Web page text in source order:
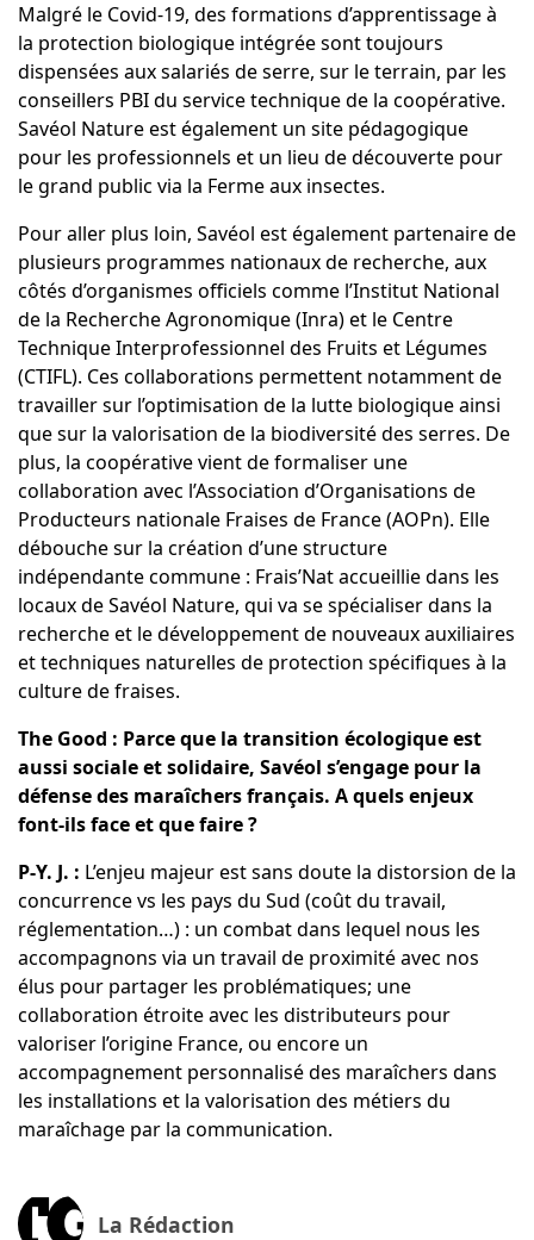
Malgré le Covid-19, des formations d’apprentissage à
la protection biologique intégrée sont toujours
dispensées aux salariés de serre, sur le terrain, par les
conseillers PBI du service technique de la coopérative.
Savéol Nature est également un site pédagogique
pour les professionnels et un lieu de découverte pour
le grand public via la Ferme aux insectes.
Pour aller plus loin, Savéol est également partenaire de
plusieurs programmes nationaux de recherche, aux
côtés d’organismes officiels comme l’Institut National
de la Recherche Agronomique (Inra) et le Centre
Technique Interprofessionnel des Fruits et Légumes
(CTIFL). Ces collaborations permettent notamment de
travailler sur l’optimisation de la lutte biologique ainsi
que sur la valorisation de la biodiversité des serres. De
plus, la coopérative vient de formaliser une
collaboration avec l’Association d’Organisations de
Producteurs nationale Fraises de France (AOPn). Elle
débouche sur la création d’une structure
indépendante commune : Frais’Nat accueillie dans les
locaux de Savéol Nature, qui va se spécialiser dans la
recherche et le développement de nouveaux auxiliaires
et techniques naturelles de protection spécifiques à la
culture de fraises.
The Good : Parce que la transition écologique est
aussi sociale et solidaire, Savéol s’engage pour la
défense des maraîchers français. A quels enjeux
font-ils face et que faire ?
P-Y. J. : L’enjeu majeur est sans doute la distorsion de la
concurrence vs les pays du Sud (coût du travail,
réglementation…) : un combat dans lequel nous les
accompagnons via un travail de proximité avec nos
élus pour partager les problématiques; une
collaboration étroite avec les distributeurs pour
valoriser l’origine France, ou encore un
accompagnement personnalisé des maraîchers dans
les installations et la valorisation des métiers du
maraîchage par la communication.
La Rédaction